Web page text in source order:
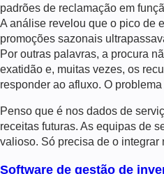
padrões de reclamação em
A análise revelou que o pico de
promoções sazonais
Por outras palavras, a procura
exatidão e, muitas vezes, os
responder ao afluxo. O
Penso que é nos dados de
receitas futuras. As equipas de
valioso. Só precisa de o integrar
Software de gestão de